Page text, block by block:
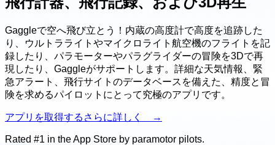
Gaggleで空へ飛び立とう！内蔵の高度計で高度を追跡した
り、ウルトラライトやマイクロライト航空機のフライトを記
録したり、パラモーターやパラグライダーの冒険を3Dで再
現したり、Gaggleがサポートします。詳細な天気情報、緊
急アラート、飛行サイトのデータベースを備えた、精度と冒
険を求めるパイロットにとって究極のアプリです。
アプリを取得する さらに詳しく →
Rated #1 in the App Store by paramotor pilots.